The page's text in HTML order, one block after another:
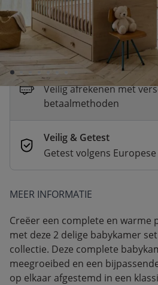
Dit product is tijdelijk
Dit product wordt
augustus 2026
Betaal nu of in 3 delen
Veilig afrekenen met
betaalmethoden
Veilig & Getest
Getest volgens
MEER INFORMATIE
Creëer een complete en warme
met deze 2 delige babykamer
collectie. Deze complete
meegroeibed en een
op elkaar afgestemd in een